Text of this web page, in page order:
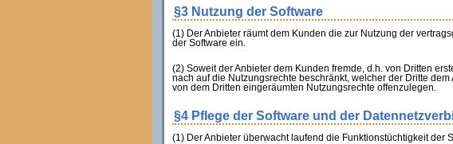
§3 Nutzung der Software
(1) Der Anbieter räumt dem Kunden die zur Nutzung der
der Software ein.
(2) Soweit der Anbieter dem Kunden fremde, d.h. von Dritten
nach auf die Nutzungsrechte beschränkt, welcher der Dritte
von dem Dritten eingeräumten Nutzungsrechte offenzulegen.
§4 Pflege der Software und der
(1) Der Anbieter überwacht laufend die Funktionstüchtigkeit der